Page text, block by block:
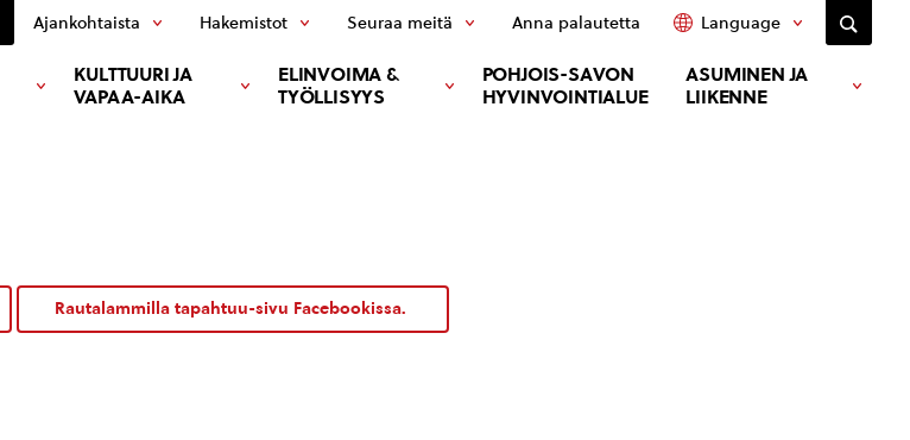
KULTTUURI JA
VAPAA-AIKA
ELINVOIMA &
TYÖLLISYYS
POHJOIS-SAVON
HYVINVOINTIALUE
ASUMINEN JA
LIIKENNE
Ajankohtaista Hakemistot Seuraa meitä Anna palautetta Language
Rautalammilla tapahtuu-sivu Facebookissa.